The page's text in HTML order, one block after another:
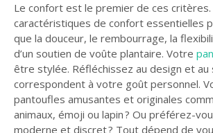
Le confort est le premier de ces
caractéristiques de confort essentielles
que la douceur, le rembourrage, la
d’un soutien de voûte plantaire. Votre
être stylée. Réfléchissez au design et au
correspondent à votre goût personnel.
pantoufles amusantes et originales
animaux, émoji ou lapin ? Ou préférez-
moderne et discret ? Tout dépend de